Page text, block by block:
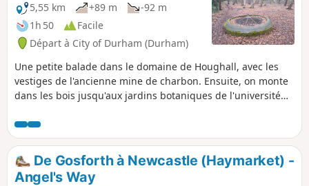
5,55 km
+89 m
-92 m
1h 50
Facile
Départ à City of Durham (Durham)
Une petite balade dans le domaine de Houghall, avec les
vestiges de l'ancienne mine de charbon. Ensuite, on monte
dans les bois jusqu'aux jardins botaniques de l'université
prolonger la balade). Retour dans les bois et traversée sous
Maiden Castle (site d'un fort de l'âge du fer) puis retour à la
voiture par une promenade au bord de la rivière.
De Gosforth à Newcastle (Haymarket) -
Angel's Way